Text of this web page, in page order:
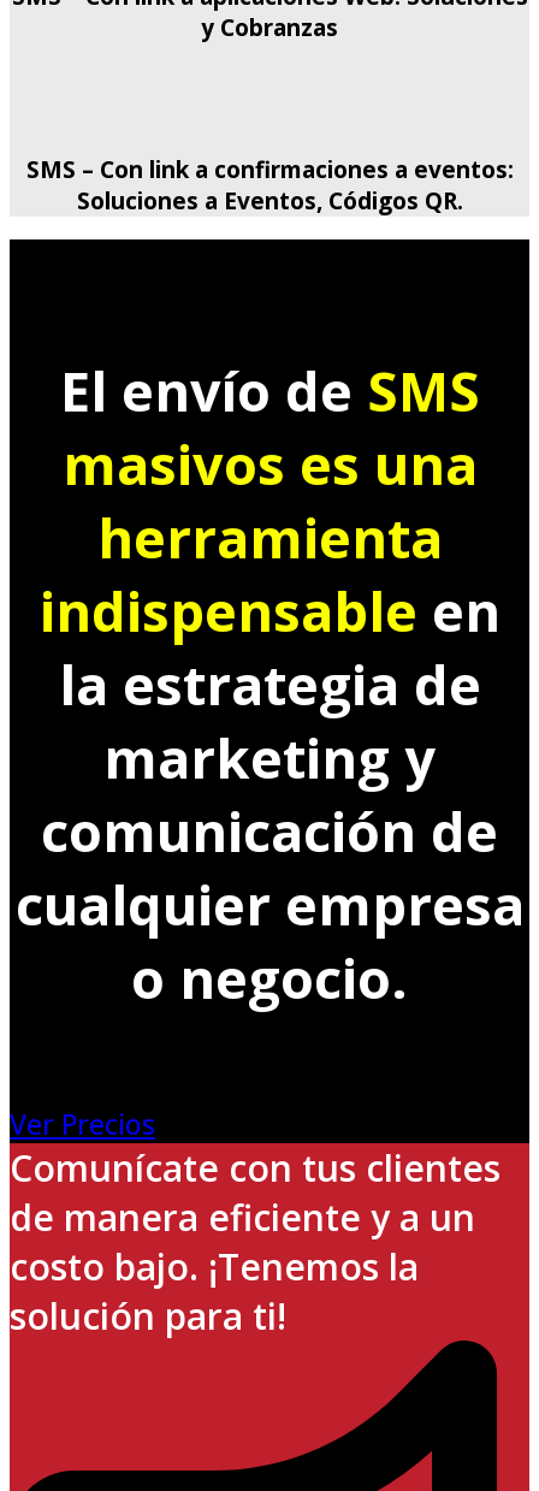
y Cobranzas
SMS – Con link a confirmaciones a eventos:
Soluciones a Eventos, Códigos QR.
El envío de SMS
masivos es una
herramienta
indispensable en
la estrategia de
marketing y
comunicación de
cualquier empresa
o negocio.
Ver Precios
Comunícate con tus clientes
de manera eficiente y a un
costo bajo. ¡Tenemos la
solución para ti!